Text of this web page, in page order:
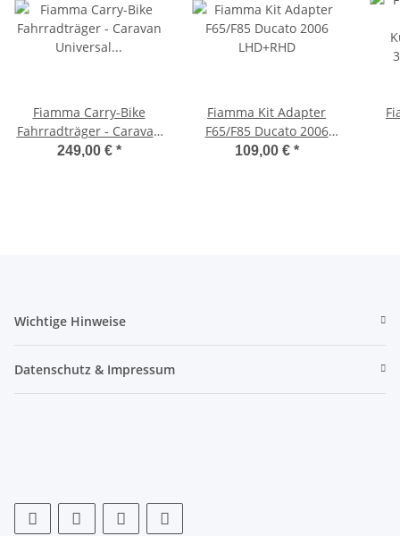
Fiamma Carry-Bike
Fahrradträger - Caravan
Universal - für 2
249,00 € *
Fiamma Kit Adapter
F65/F85 Ducato 2006
LHD+RHD
109,00 € *
Wichtige Hinweise
Datenschutz & Impressum